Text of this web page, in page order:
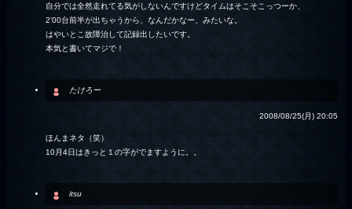
自分では全然走れてる気がしないんですけどタイムはそこそこっつーか、
2’00台前半が出ちゃうから、なんだかなー、みたいな。
はやいとこ故障治して記録出したいです。
本気と書いてマジで！
たけろー
2008/08/25(月) 20:05
ほんまネタ（笑）
10月4日はきっと１の字がでますように。。
itsu